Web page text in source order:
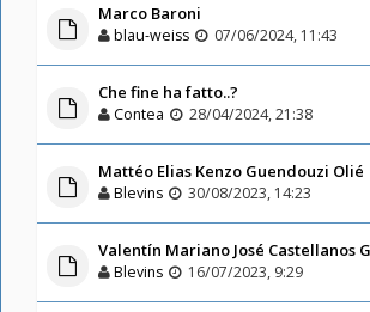
Marco Baroni
blau-weiss 07/06/2024, 11:43
Che fine ha fatto..?
Contea 28/04/2024, 21:38
Mattéo Elias Kenzo Guendouzi Olié
Blevins 30/08/2023, 14:23
Valentín Mariano José Castellanos
Blevins 16/07/2023, 9:29